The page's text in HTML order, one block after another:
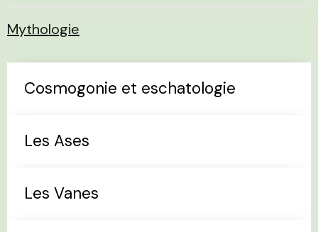
Mythologie
Cosmogonie et eschatologie
Les Ases
Les Vanes